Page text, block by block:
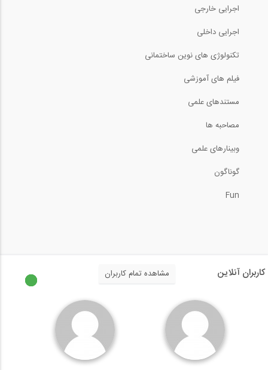
4:59
بخشی از فیلم آموزشی انتخاب شتابنگاشت بر...
اجرایی خارجی
اجرایی داخلی
تکنولوژی های نوین ساختمانی
فیلم های آموزشی
مستندهای علمی
مصاحبه ها
وبینارهای علمی
گوناگون
Fun
کاربران آنلاین مشاهده تمام کاربران